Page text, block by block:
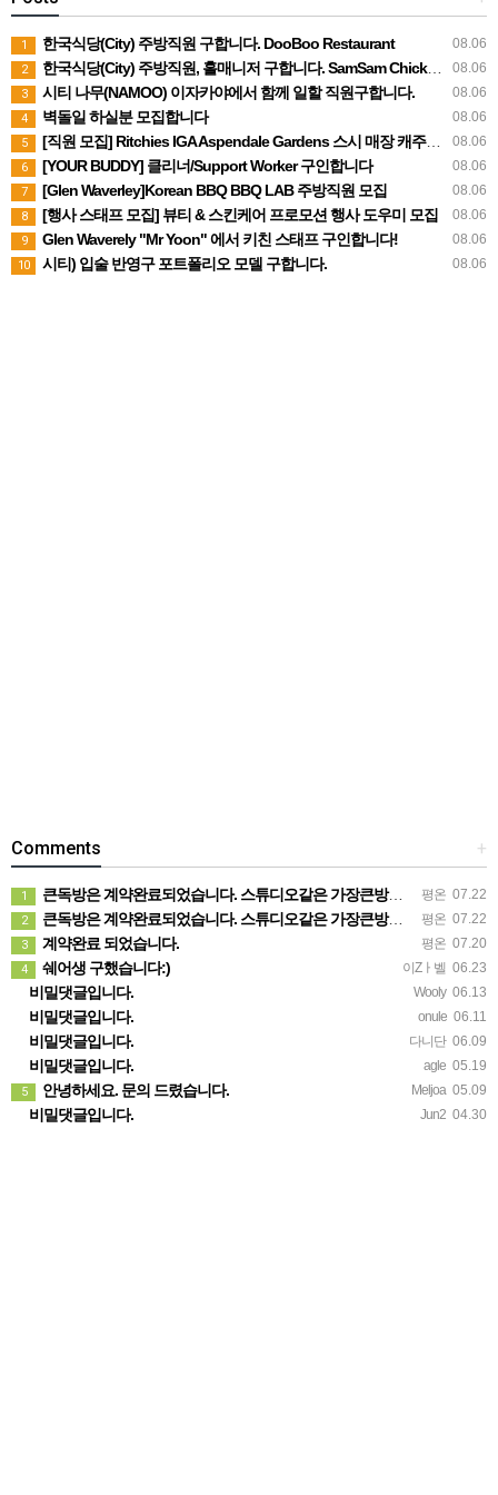
08.06
1 한국식당(City) 주방직원 구합니다. DooBoo Restaurant
08.06
2 한국식당(City) 주방직원, 홀매니저 구합니다. SamSam Chicken Restaurant
08.06
3 시티 나무(NAMOO) 이자카야에서 함께 일할 직원구합니다.
08.06
4 벽돌일 하실분 모집합니다
08.06
5 [직원 모집] Ritchies IGA Aspendale Gardens 스시 매장 캐주얼 직원 구인
08.06
6 [YOUR BUDDY] 클리너/Support Worker 구인합니다
08.06
7 [Glen Waverley]Korean BBQ BBQ LAB 주방직원 모집
08.06
8 [행사 스태프 모집] 뷰티 & 스킨케어 프로모션 행사 도우미 모집
08.06
9 Glen Waverely "Mr Yoon" 에서 키친 스태프 구인합니다!
08.06
10 시티) 입술 반영구 포트폴리오 모델 구합니다.
+
Comments
평온 07.22
1 큰독방은 계약완료되었습니다. 스튜디오같은 가장큰방을 2인동시 또는 혼자서 큰독방으로도 즉시입주 가능합니다.
평온 07.22
2 큰독방은 계약완료되었습니다. 스튜디오같은 가장큰방을 2인동시 또는 혼자서 큰독방으로도 즉시입주 가능합니다.
평온 07.20
3 계약완료 되었습니다.
이Zㅏ벨 06.23
4 쉐어생 구했습니다:)
Wooly 06.13
비밀댓글입니다.
onule 06.11
비밀댓글입니다.
다니단 06.09
비밀댓글입니다.
agle 05.19
비밀댓글입니다.
Meljoa 05.09
5 안녕하세요. 문의 드렸습니다.
Jun2 04.30
비밀댓글입니다.